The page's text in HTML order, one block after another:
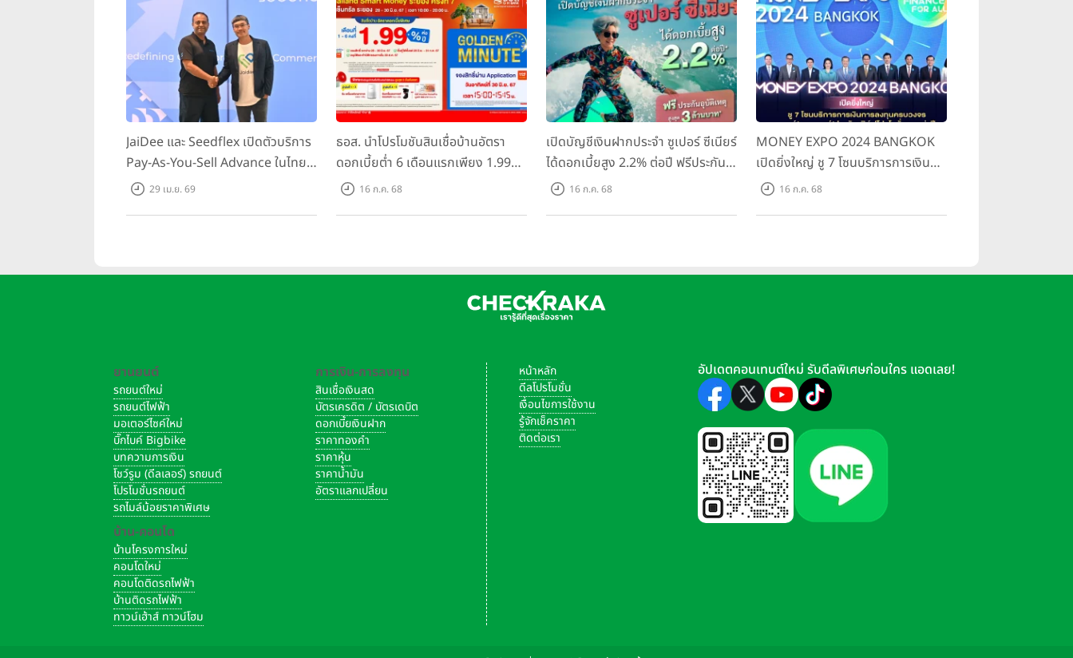
คนอายุ 25 ปี กับคนอายุ 35 ปี ระยะเวลาต่างกันถึง 10 ปี อาจจะสร้างความมั่นคงทางการเงินได้ต่างกันเลยทีเดียว
ยกตัวอย่างเช่น ผู้หญิงอายุ 25 ปี เริ่มสะสมเงินต่อปี ปีละ 60,000 บาท สะสม 15 ปีในประกันสะสมทรัพย์ จะมีเงินเก็บ 1 ล้านบาทในอายุ 49 ปี ส่วนผู้
หญิงอายุ 35 ปี เริ่มสะสมเงินที่เท่ากันแต่ช้ากว่า ก็จะมีเงิน 1 ล้านตอนอายุ 59 ปี ช้ากว่า 10 ปี
ในเรื่องอาชีพและรายได้ รวมถึงความสามารถในการจัดการค่าใช้จ่ายต่างๆ ก็สำคัญไม่แพ้กัน เพราะ ประกันชีวิต จะมีเงื่อนไขในการจ่ายเบี้ย หากจ่าย
ช้ากว่ากำหนด ก็จะถือว่าผิดสัญญา และกระทบกับเงินคืนตามสัญญาของเราได้เช่นกันยกตัวอย่าง คุณบี อายุ 30 ปี วางแผนซื้อประกันสะสมทรัพย์
ไว้ 3 เล่ม 3 ระยะ
เล่มแรก 10/5 ระยะ 10 ปี จะได้เงินก้อนออกมาตอนอายุ 40 ปี นำไปซื้อกองทุน หรือดาวน์รถคันใหม่
เล่มที่สอง 15/10 ระยะ 15 ปี จะได้เงินก้อนออกมาตอนอายุ 45 ปี วางแผนว่าจะส่งลูกเรียนมหาวิทยาลัย
เช่น ตัวอย่างข้างบนเล่มแรก 10/5 หมายถึง ระยะเวลาให้ความคุ้มครองชีวิต 10 ปี และจ่ายชำระเบี้ย 5 ปี เมื่อครบกำหนดอายุกรมธรรม์ ก็จะได้รับ
ข้อนี้เป็นตัวช่วยอีกตัวหนึ่งในการตัดสินใจว่า เราจะซื้อประกันที่กี่บาทต่อปี หลังจากคำนวนภาษีแล้ว รายได้ของเรา อยู่ในขั้นฐานภาษีใด และประกัน
ชีวิตที่สามารถนำไปลดหย่อนภาษีได้ สามารถประหยัดภาษีให้เราได้มากน้อยแค่ไหน ซึ่งประกันชีวิตสามารถนำไปลดหย่อนภาษีได้สูงสุด 100,000 บาท
ค่ะ ลองดูตัวอย่างคำนวนได้
ที่นี่
ผลตอบแทนของประกันชีวิต
ผลตอบแทนของประกันชีวิต โดยส่วนมากมักจะอยู่ระหว่าง 2%-4% ขึ้นอยู่กับแบบประกันชีวิต หรือเงื่อนไขต่างๆ ของบริษัทประกัน ทั้งนี้ แบบระยะสั้น
จะให้ผลตอบแทนที่น้อยกว่าระยะยาว เพราะเงินที่เราจ่าย หรือเรียกว่าเบี้ยประกัน ให้บริษัทประกัน จะนำไปบริหาร หรือลงทุนต่อ ถ้าเราทำแบบประกันที่
สั้น จะทำให้บริษัทมีเวลาที่จะนำไปบริหารได้น้อยลง จึงทำให้ผลตอบแทนหรือเงินคืนอาจจะน้อยกว่าระยะยาวได้เล็กน้อย แต่ถ้าเปรียบเทียบผล
ตอบแทนจากประกันสะสมทรัพย์ จะพบว่าส่วนใหญ่จะสูงกว่าการฝากเงินกับธนาคาร แต่ข้อเสียคือ ไม่สามารถถอนเงินได้ตามใจ จะติดระยะของ
สัญญาของประกัน
ยกตัวอย่างแบบประกันสะสมทรัพย์
JaiDee และ Seedflex เปิดตัวบริการ
Pay-As-You-Sell Advance ในไทย
พร้อมยกระดับการเข้าถึงเงินทุน
29 เม.ย. 69
ธอส. นำโปรโมชันสินเชื่อบ้านอัตรา
ดอกเบี้ยต่ำ 6 เดือนแรกเพียง 1.99%
ต่อปี ร่วมงาน "Thailand Smart
16 ก.ค. 68
เปิดบัญชีเงินฝากประจำ ซูเปอร์ ซีเนียร์
ได้ดอกเบี้ยสูง 2.2% ต่อปี ฟรีประกัน
อุบัติเหตุ สูงสุด 3 ล้านบาท*
16 ก.ค. 68
MONEY EXPO 2024 BANGKOK
เปิดยิ่งใหญ่ ชู 7 โซนบริการการเงิน
การลงทุนครบวงจร แบงก์ นอนแบงก์
16 ก.ค. 68
ยานยนต์
รถยนต์ใหม่
รถยนต์ไฟฟ้า
มอเตอร์ไซค์ใหม่
บิ๊กไบค์ Bigbike
บทความการเงิน
โชว์รูม (ดีลเลอร์) รถยนต์
โปรโมชั่นรถยนต์
รถไมล์น้อยราคาพิเศษ
บ้าน-คอนโด
บ้านโครงการใหม่
คอนโดใหม่
คอนโดติดรถไฟฟ้า
บ้านติดรถไฟฟ้า
ทาวน์เฮ้าส์ ทาวน์โฮม
การเงิน-การลงทุน
สินเชื่อเงินสด
บัตรเครดิต / บัตรเดบิต
ดอกเบี้ยเงินฝาก
ราคาทองคำ
ราคาหุ้น
ราคาน้ำมัน
อัตราแลกเปลี่ยน
หน้าหลัก
ดีลโปรโมชั่น
เงื่อนไขการใช้งาน
รู้จักเช็คราคา
ติดต่อเรา
อัปเดตคอนเทนต์ใหม่ รับดีลพิเศษก่อนใคร แอดเลย!